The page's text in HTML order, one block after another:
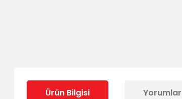
Ürün Bilgisi Yorumlar